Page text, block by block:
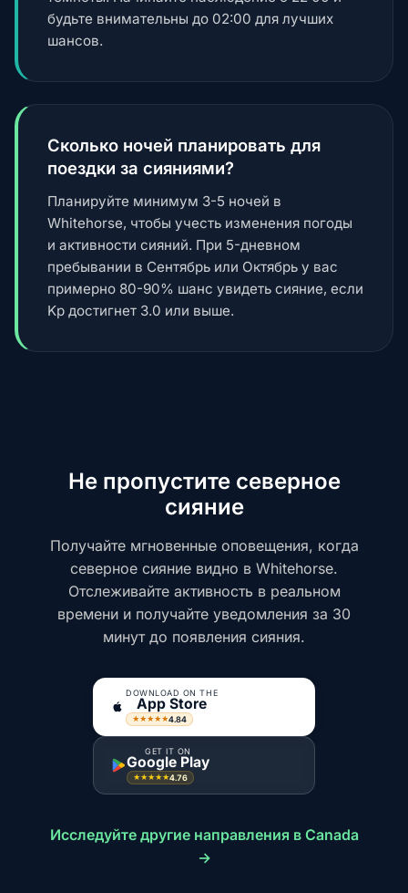
будьте внимательны до 02:00 для лучших
шансов.
Сколько ночей планировать для
поездки за сияниями?
Планируйте минимум 3-5 ночей в
Whitehorse, чтобы учесть изменения погоды
и активности сияний. При 5-дневном
пребывании в Сентябрь или Октябрь у вас
примерно 80-90% шанс увидеть сияние, если
Kp достигнет 3.0 или выше.
Не пропустите северное
сияние
Получайте мгновенные оповещения, когда
северное сияние видно в Whitehorse.
Отслеживайте активность в реальном
времени и получайте уведомления за 30
минут до появления сияния.
DOWNLOAD ON THE
App Store
★★★★★4.84
GET IT ON
Google Play
★★★★★4.76
Исследуйте другие направления в Canada
→